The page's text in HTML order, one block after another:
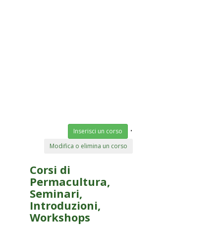
Inserisci un corso •
Modifica o elimina un corso
Corsi di
Permacultura,
Seminari,
Introduzioni,
Workshops